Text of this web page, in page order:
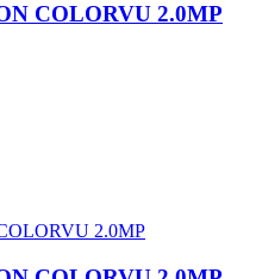
COLORVU 2.0MP